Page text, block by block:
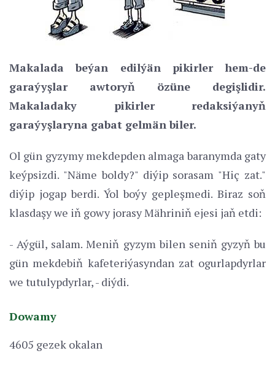
Makalada beýan edilýän pikirler hem-de
garaýyşlar awtoryň özüne degişlidir.
Makaladaky pikirler redaksiýanyň
garaýyşlaryna gabat gelmän biler.
Ol gün gyzymy mekdepden almaga baranymda gaty
keýpsizdi. "Näme boldy?" diýip sorasam "Hiç zat."
diýip jogap berdi. Ýol boýy gepleşmedi. Biraz soň
klasdaşy we iň gowy jorasy Mähriniň ejesi jaň etdi:
- Aýgül, salam. Meniň gyzym bilen seniň gyzyň bu
gün mekdebiň kafeteriýasyndan zat ogurlapdyrlar
we tutulypdyrlar, - diýdi.
Dowamy
4605 gezek okalan